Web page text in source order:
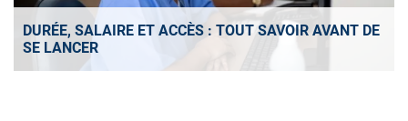
DURÉE, SALAIRE ET ACCÈS : TOUT SAVOIR AVANT DE
SE LANCER